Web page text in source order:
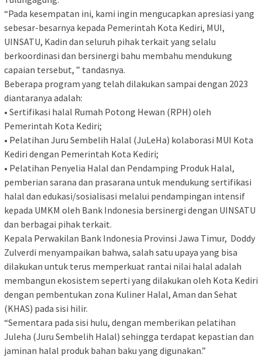
“Pada kesempatan ini, kami ingin mengucapkan apresiasi yang
sebesar-besarnya kepada Pemerintah Kota Kediri, MUI,
UINSATU, Kadin dan seluruh pihak terkait yang selalu
berkoordinasi dan bersinergi bahu membahu mendukung
capaian tersebut, ” tandasnya.
Beberapa program yang telah dilakukan sampai dengan 2023
diantaranya adalah:
• Sertifikasi halal Rumah Potong Hewan (RPH) oleh
Pemerintah Kota Kediri;
• Pelatihan Juru Sembelih Halal (JuLeHa) kolaborasi MUI Kota
Kediri dengan Pemerintah Kota Kediri;
• Pelatihan Penyelia Halal dan Pendamping Produk Halal,
pemberian sarana dan prasarana untuk mendukung sertifikasi
halal dan edukasi/sosialisasi melalui pendampingan intensif
kepada UMKM oleh Bank Indonesia bersinergi dengan UINSATU
dan berbagai pihak terkait.
Kepala Perwakilan Bank Indonesia Provinsi Jawa Timur, Doddy
Zulverdi menyampaikan bahwa, salah satu upaya yang bisa
dilakukan untuk terus memperkuat rantai nilai halal adalah
membangun ekosistem seperti yang dilakukan oleh Kota Kediri
dengan pembentukan zona Kuliner Halal, Aman dan Sehat
(KHAS) pada sisi hilir.
“Sementara pada sisi hulu, dengan memberikan pelatihan
Juleha (Juru Sembelih Halal) sehingga terdapat kepastian dan
jaminan halal produk bahan baku yang digunakan.”